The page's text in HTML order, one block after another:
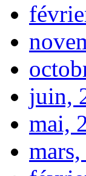
juin,
mai,